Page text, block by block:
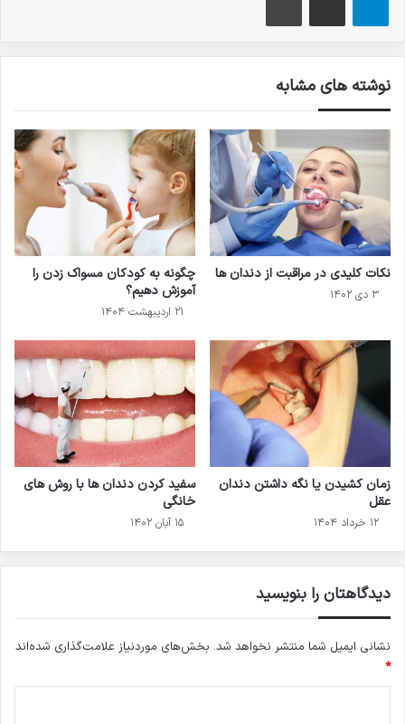
نوشته های مشابه
نکات کلیدی در مراقبت از دندان ها
۳ دی ۱۴۰۲
چگونه به کودکان مسواک زدن را
آموزش دهیم؟
۲۱ اردیبهشت ۱۴۰۴
زمان کشیدن یا نگه داشتن دندان
عقل
۱۲ خرداد ۱۴۰۴
سفید کردن دندان ها با روش های
خانگی
۱۵ آبان ۱۴۰۲
دیدگاهتان را بنویسید
نشانی ایمیل شما منتشر نخواهد شد. بخش‌های موردنیاز علامت‌گذاری شده‌اند
*